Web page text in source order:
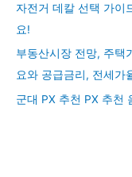
자전거 데칼 선택 가이
요!
부동산시장 전망, 주택
요와 공급금리, 전세가
군대 PX 추천 PX 추천